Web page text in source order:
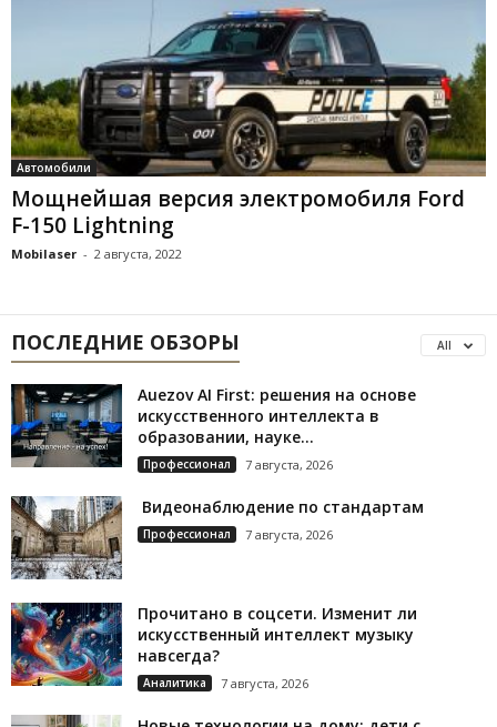
Автомобили
Мощнейшая версия электромобиля Ford
F-150 Lightning
Mobilaser - 2 августа, 2022
ПОСЛЕДНИЕ ОБЗОРЫ All
Auezov AI First: решения на основе
искусственного интеллекта в
образовании, науке...
Профессионал 7 августа, 2026
Видеонаблюдение по стандартам
Профессионал 7 августа, 2026
Прочитано в соцсети. Изменит ли
искусственный интеллект музыку
навсегда?
Аналитика 7 августа, 2026